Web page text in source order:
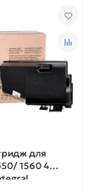
для
1560 4